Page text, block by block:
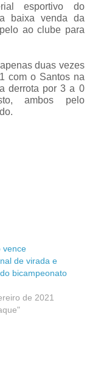
esportivo do
baixa venda da
ao clube para
duas vezes
com o Santos na
derrota por 3 a 0
ambos pelo
vence
de virada e
bicampeonato
de 2021